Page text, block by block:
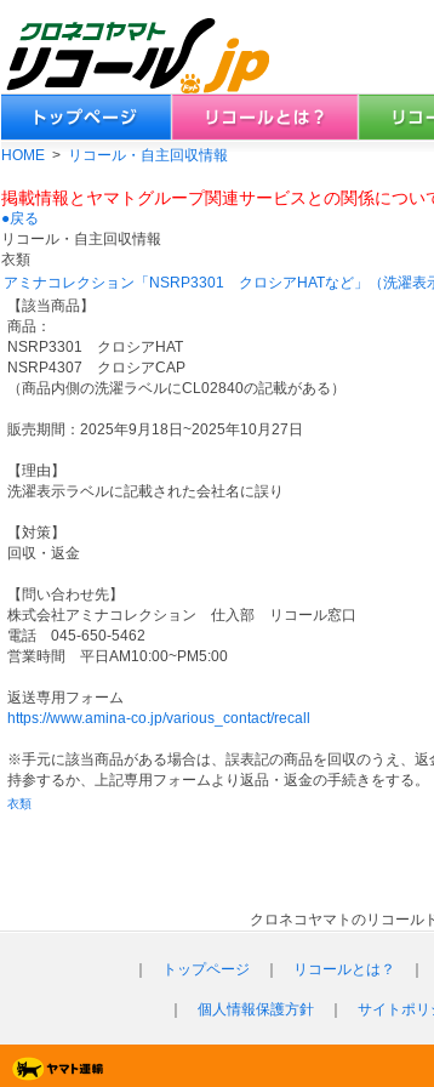
HOME > リコール・自主回収情報
掲載情報とヤマトグループ関連サービスとの関係につい
●戻る
リコール・自主回収情報
衣類
アミナコレクション「NSRP3301 クロシアHATなど」（洗濯表
【該当商品】
商品：
NSRP3301 クロシアHAT
NSRP4307 クロシアCAP
（商品内側の洗濯ラベルにCL02840の記載がある）
販売期間：2025年9月18日~2025年10月27日
【理由】
洗濯表示ラベルに記載された会社名に誤り
【対策】
回収・返金
【問い合わせ先】
株式会社アミナコレクション 仕入部 リコール窓口
電話 045-650-5462
営業時間 平日AM10:00~PM5:00
返送専用フォーム
https://www.amina-co.jp/various_contact/recall
※手元に該当商品がある場合は、誤表記の商品を回収のうえ、
持参するか、上記専用フォームより返品・返金の手続きをする。
衣類
クロネコヤマトのリコール
トップページ リコールとは？
個人情報保護方針 サイトポリ